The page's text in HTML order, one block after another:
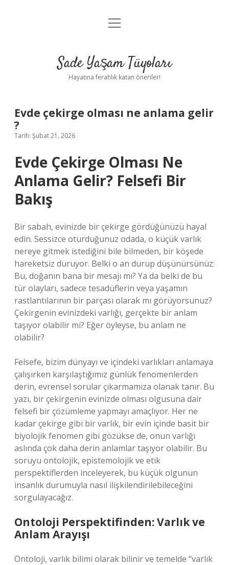
Anasayfa
Yasal Uyarı
menüyü
Sade Yaşam Tüyoları
Hayatına ferahlık katan öneriler!
Evde çekirge olması ne anlama gelir
?
Tarih: Şubat 21, 2026
Evde Çekirge Olması Ne
Anlama Gelir? Felsefi Bir
Bakış
Bir sabah, evinizde bir çekirge gördüğünüzü hayal
edin. Sessizce oturduğunuz odada, o küçük varlık
nereye gitmek istediğini bile bilmeden, bir köşede
hareketsiz duruyor. Belki o an durup düşünürsünüz:
Bu, doğanın bana bir mesajı mı? Ya da belki de bu
tür olayları, sadece tesadüflerin veya yaşamın
rastlantılarının bir parçası olarak mı görüyorsunuz?
Çekirgenin evinizdeki varlığı, gerçekte bir anlam
taşıyor olabilir mi? Eğer öyleyse, bu anlam ne
olabilir?
Felsefe, bizim dünyayı ve içindeki varlıkları anlamaya
çalışırken karşılaştığımız günlük fenomenlerden
derin, evrensel sorular çıkarmamıza olanak tanır. Bu
yazı, bir çekirgenin evinizde olması olgusuna dair
felsefi bir çözümleme yapmayı amaçlıyor. Her ne
kadar çekirge gibi bir varlık, bir evin içinde basit bir
biyolojik fenomen gibi gözükse de, onun varlığı
aslında çok daha derin anlamlar taşıyor olabilir. Bu
soruyu ontolojik, epistemolojik ve etik
perspektiflerden inceleyerek, bu küçük olgunun
insanlık durumuyla nasıl ilişkilendirilebileceğini
sorgulayacağız.
Ontoloji Perspektifinden: Varlık ve
Anlam Arayışı
Ontoloji, varlık bilimi olarak bilinir ve temelde “varlık